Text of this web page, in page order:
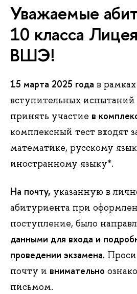
Уважаемые
10 класса
ВШЭ!
15 марта 2025 года в
вступительных
принять участие в
комплексный тест входят
математике, русскому
иностранному языку*.
На почту, указанную в
абитуриента при
поступление, было
данными для входа и
проведении экзамена.
почту и внимательно
письмом.